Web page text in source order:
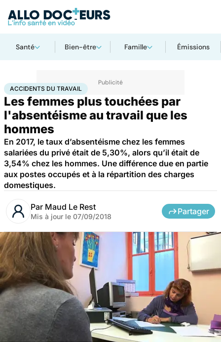
Santé Bien-être Famille Émissions
AccueilSanté Accidents du travail
ACCIDENTS DU TRAVAIL
Les femmes plus touchées par
l'absentéisme au travail que les
hommes
En 2017, le taux d’absentéisme chez les femmes
salariées du privé était de 5,30%, alors qu’il était de
3,54% chez les hommes. Une différence due en partie
aux postes occupés et à la répartition des charges
domestiques.
Par Maud Le Rest
Mis à jour le 07/09/2018
Partager